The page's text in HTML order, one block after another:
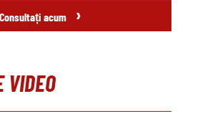
nu este disponibil
Consultați acum ›
VIDEO